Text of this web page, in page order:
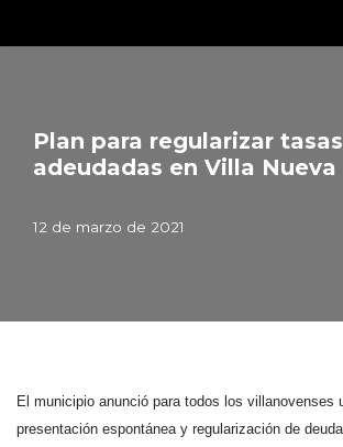
Plan para regularizar tasas
adeudadas en Villa Nueva
12 de marzo de 2021
El municipio anunció para todos los villanovenses
presentación espontánea y regularización de